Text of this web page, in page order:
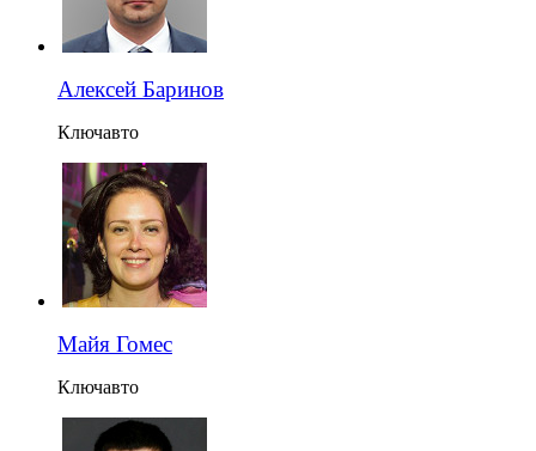
Алексей Баринов
Ключавто
Майя Гомес
Ключавто